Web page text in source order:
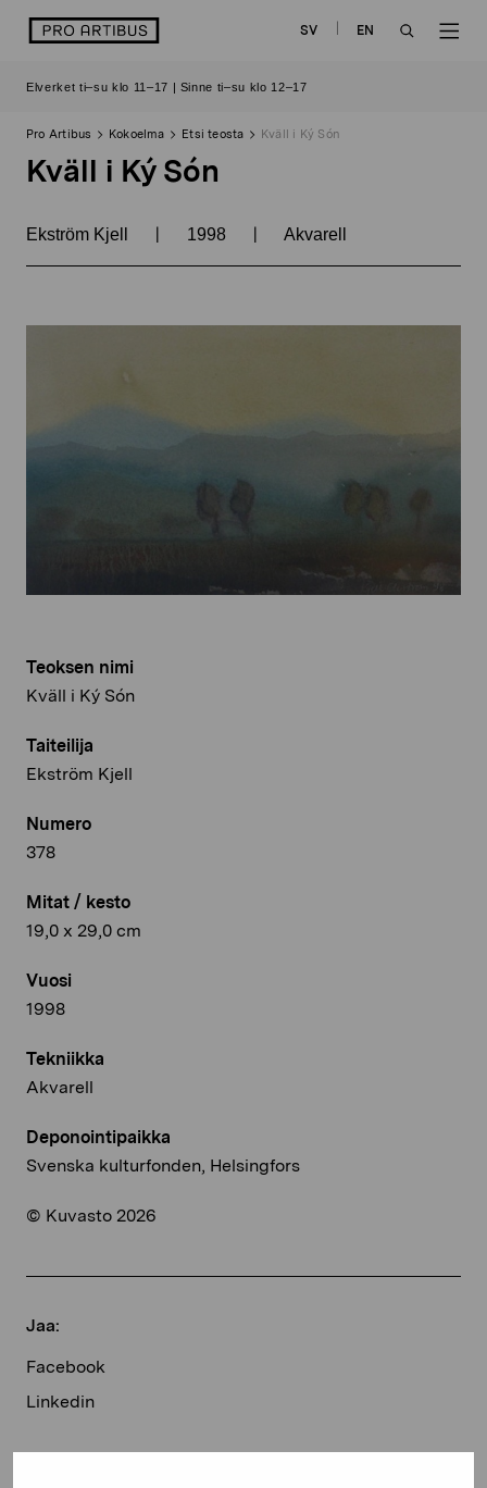
sisältöön
logo SV
EN
Elverket ti–su klo 11–17 | Sinne ti–su klo 12–17
Pro Artibus Kokoelma Etsi teosta Kväll i Ký Són
Kväll i Ký Són
Ekström Kjell | 1998 | Akvarell
Teoksen nimi
Kväll i Ký Són
Taiteilija
Ekström Kjell
Numero
378
Mitat / kesto
19,0 x 29,0 cm
Vuosi
1998
Tekniikka
Akvarell
Deponointipaikka
Svenska kulturfonden, Helsingfors
© Kuvasto 2026
Jaa:
Facebook
Linkedin